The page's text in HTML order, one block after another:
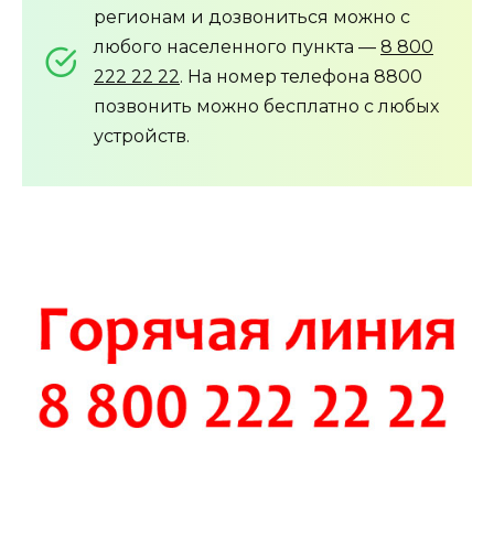
регионам и дозвониться можно с
любого населенного пункта — 8 800
222 22 22. На номер телефона 8800
позвонить можно бесплатно с любых
устройств.